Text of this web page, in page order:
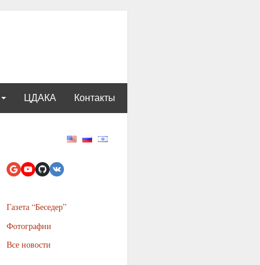
ЦДАКА Контакты
Газета “Беседер”
Фотографии
Все новости